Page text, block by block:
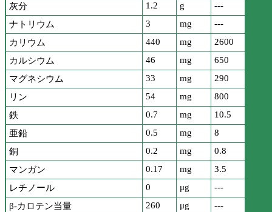
灰分
1.2 g
---
ナトリウム
3 mg
---
カリウム
440 mg
2600
カルシウム
46 mg
650
マグネシウム
33 mg
290
リン
54 mg
800
鉄
0.7 mg
10.5
亜鉛
0.5 mg
8
銅
0.2 mg
0.8
マンガン
0.17 mg
3.5
レチノール
0 μg
---
β-カロテン当量
260 μg
---